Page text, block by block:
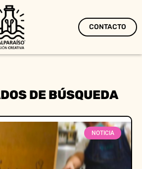
CONTACTO
DE BÚSQUEDA
NOTICIA